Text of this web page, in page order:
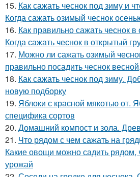
15. Как сажать чеснок под зиму и
Когда сажать озимый чеснок
16. Как правильно сажать чеснок в
Когда сажать чеснок в открытый
17. Можно ли сажать озимый
правильно посадить чеснок
18. Как сажать чеснок под зиму.
новую подборку
19. Яблоки с красной мякотью от.
специфика сортов
20. Домашний компост и зола.
21. Что рядом с чем сажать на
Какие овощи можно садить рядом,
урожай